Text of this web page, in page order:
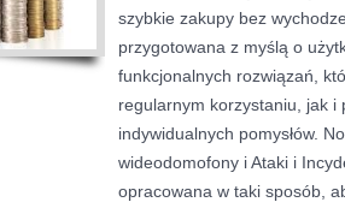
szybkie zakupy bez
przygotowana z myślą o
funkcjonalnych rozwiązań,
regularnym korzystaniu, jak i
indywidualnych pomysłów.
wideodomofony i Ataki i
opracowana w taki sposób,